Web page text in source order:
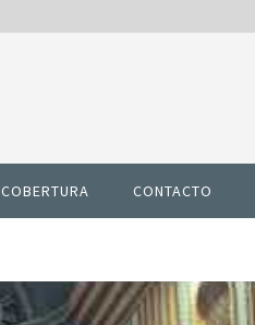
COBERTURA CONTACTO